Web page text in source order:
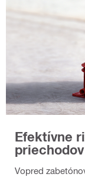
Efektívne
Vopred